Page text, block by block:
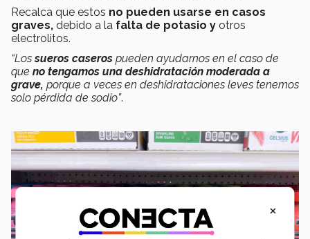
Recalca que estos no pueden usarse en casos
graves, debido a la falta de potasio y otros
electrolitos.
“Lossueros caseros pueden ayudarnos en el caso de
que no tengamos una deshidratación moderada a
grave, porque a veces en deshidrataciones leves tenemos
solo pérdida de sodio”.
×